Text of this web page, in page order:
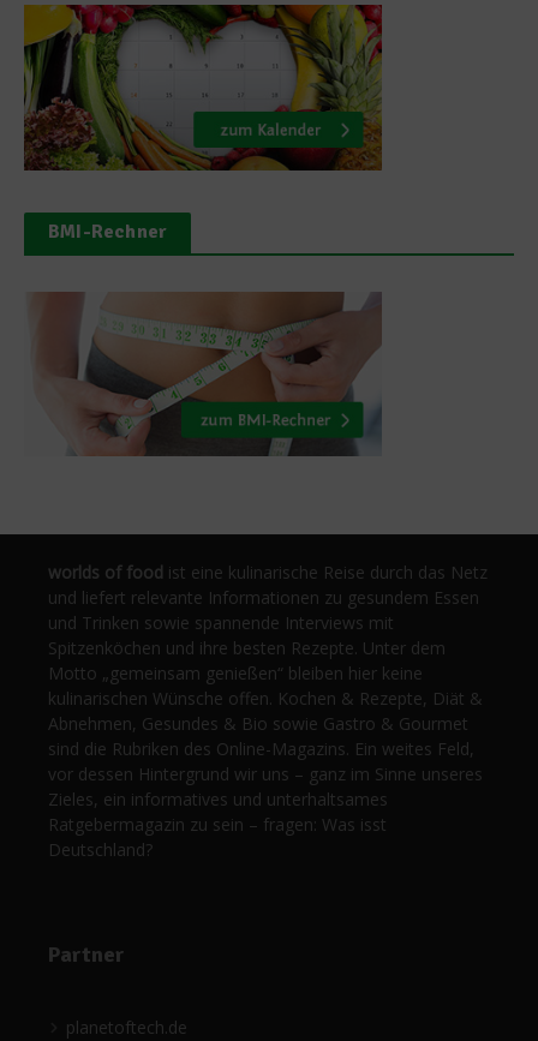
BMI-Rechner
worlds of food ist eine kulinarische Reise durch das Netz
und liefert relevante Informationen zu gesundem Essen
und Trinken sowie spannende Interviews mit
Spitzenköchen und ihre besten Rezepte. Unter dem
Motto „gemeinsam genießen“ bleiben hier keine
kulinarischen Wünsche offen. Kochen & Rezepte, Diät &
Abnehmen, Gesundes & Bio sowie Gastro & Gourmet
sind die Rubriken des Online-Magazins. Ein weites Feld,
vor dessen Hintergrund wir uns – ganz im Sinne unseres
Zieles, ein informatives und unterhaltsames
Ratgebermagazin zu sein – fragen: Was isst
Deutschland?
Partner
planetoftech.de